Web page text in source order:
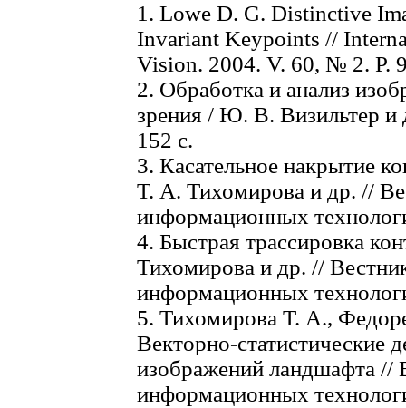
1. Lowe D. G. Distinctive
Invariant Keypoints //
Vision. 2004. V. 60, № 2. P.
2. Обработка и анализ
зрения / Ю. В. Визильтер
152 с.
3. Касательное накрытие
Т. А. Тихомирова и др. //
информационных
4. Быстрая трассировка
Тихомирова и др. //
информационных
5. Тихомирова Т. А.,
Векторно-статистические
изображений ландшафта //
информационных